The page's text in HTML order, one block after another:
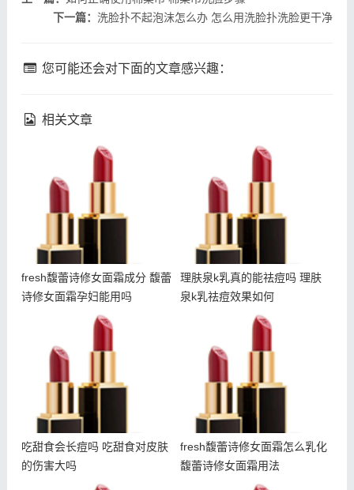
下一篇： 洗脸扑不起泡沫怎么办 怎么用洗脸扑洗脸更干净
您可能还会对下面的文章感兴趣：
相关文章
fresh馥蕾诗修女面霜成分
fresh馥蕾诗修女面霜成分 馥蕾
诗修女面霜孕妇能用吗
理肤泉k乳真的能祛痘吗 理
理肤泉k乳真的能祛痘吗 理肤
泉k乳祛痘效果如何
吃甜食会长痘吗 吃甜食对
吃甜食会长痘吗 吃甜食对皮肤
的伤害大吗
fresh馥蕾诗修女面霜怎么
fresh馥蕾诗修女面霜怎么乳化
馥蕾诗修女面霜用法